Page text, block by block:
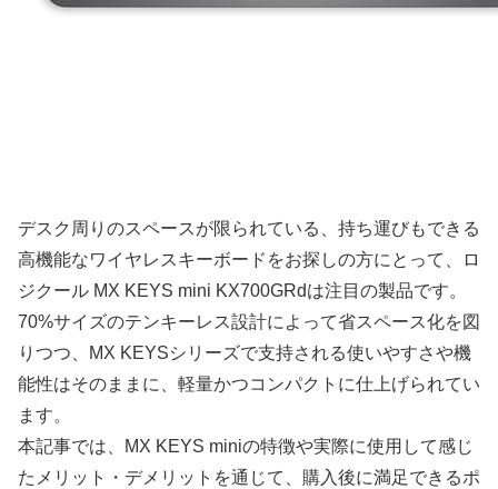
デスク周りのスペースが限られている、持ち運びもできる
高機能なワイヤレスキーボードをお探しの方にとって、ロ
ジクール MX KEYS mini KX700GRdは注目の製品です。
70%サイズのテンキーレス設計によって省スペース化を図
りつつ、MX KEYSシリーズで支持される使いやすさや機
能性はそのままに、軽量かつコンパクトに仕上げられてい
ます。
本記事では、MX KEYS miniの特徴や実際に使用して感じ
たメリット・デメリットを通じて、購入後に満足できるポ